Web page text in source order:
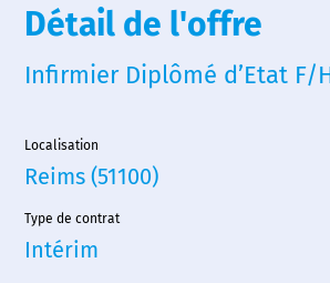
Détail de l'offre
Infirmier Diplômé d’Etat F/
Localisation
Reims (51100)
Type de contrat
Intérim